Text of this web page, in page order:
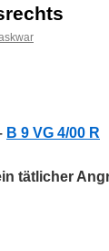
B 9 VG 4/00 R
tätlicher